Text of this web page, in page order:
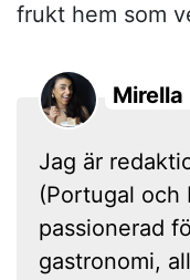
frukt hem som
Mirella
Jag är
(Portugal och
passionerad
gastronomi,